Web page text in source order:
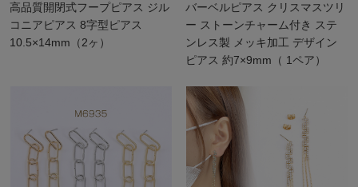
高品質開閉式フープピアス ジル
コニアピアス 8字型ピアス
10.5×14mm（2ヶ）
バーベルピアス クリスマスツリ
ー ストーンチャーム付き ステ
ンレス製 メッキ加工 デザイン
ピアス 約7×9mm（ 1ペア）